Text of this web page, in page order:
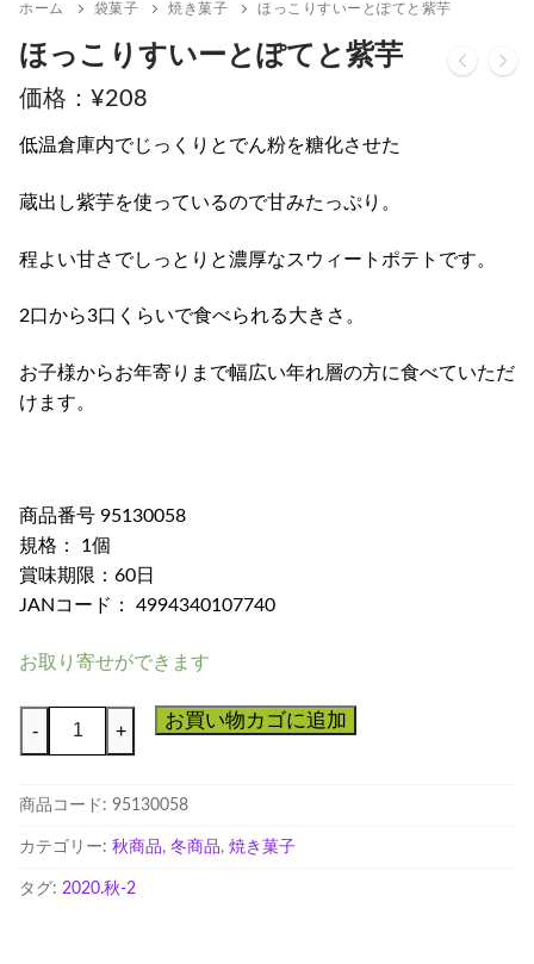
ホーム 袋菓子 焼き菓子 ほっこりすいーとぽてと紫芋
ほっこりすいーとぽてと紫芋
¥208
低温倉庫内でじっくりとでん粉を糖化させた
蔵出し紫芋を使っているので甘みたっぷり。
程よい甘さでしっとりと濃厚なスウィートポテトです。
2口から3口くらいで食べられる大きさ。
お子様からお年寄りまで幅広い年れ層の方に食べていただ
けます。
商品番号 95130058
規格： 1個
賞味期限：60日
JANコード： 4994340107740
お取り寄せができます
り
す
ー
- + お買い物カゴに追加
商品コード: 95130058
カテゴリー: 秋商品, 冬商品, 焼き菓子
タグ: 2020.秋-2